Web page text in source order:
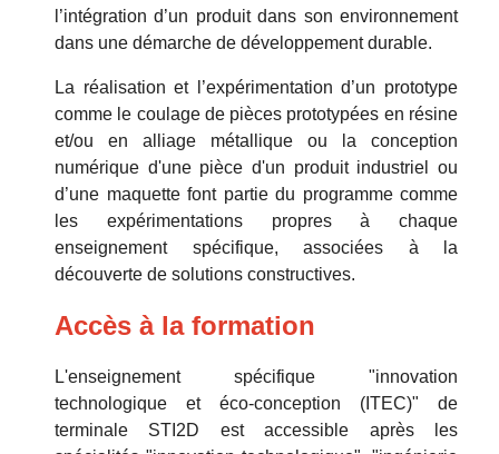
l’intégration d’un produit dans son environnement
dans une démarche de développement durable.
La réalisation et l’expérimentation d’un prototype
comme le coulage de pièces prototypées en résine
et/ou en alliage métallique ou la conception
numérique d'une pièce d'un produit industriel ou
d’une maquette font partie du programme comme
les expérimentations propres à chaque
enseignement spécifique, associées à la
découverte de solutions constructives.
Accès à la formation
L'enseignement spécifique "innovation
technologique et éco-conception (ITEC)" de
terminale STI2D est accessible après les